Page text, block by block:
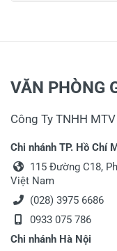
VĂN PHÒNG
Công Ty TNHH
Chi nhánh TP. Hồ Chí
115 Đường C18,
Việt Nam
(028) 3975 6686
0933 075 786
Chi nhánh Hà Nội